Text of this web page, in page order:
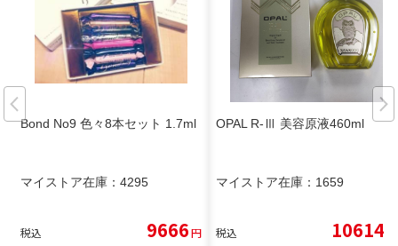
Bond No9 色々8本セット 1.7ml
マイストア在庫： 4295
税込 9666円
OPAL R-Ⅲ 美容原液460ml
マイストア在庫： 1659
税込 10614